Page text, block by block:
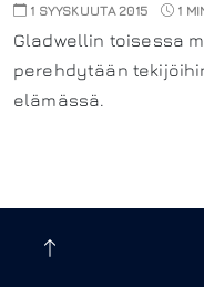
1 SYYSKUUTA 2015 1
Gladwellin toisessa
perehdytään
elämässä.